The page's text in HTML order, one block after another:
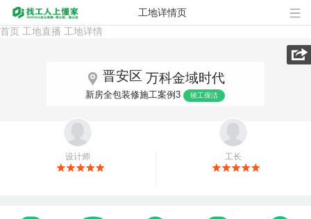
工地详情页
首页 工地直播 工地详情

 晋安区万科金域时代
新房全包装修施工案例3 竣工保洁
设计师 工长